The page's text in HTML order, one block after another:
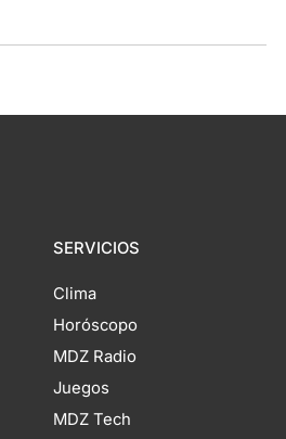
SERVICIOS
Clima
Horóscopo
MDZ Radio
Juegos
MDZ Tech